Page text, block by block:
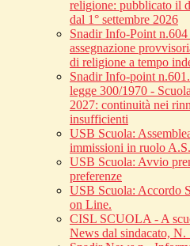
religione: pubblicato il
dal 1° settembre 2026
Snadir Info-Point
assegnazione
di religione a tempo
Snadir Info-point
legge 300/1970 -
2027: continuità nei
insufficienti
USB Scuola:
immissioni in ruolo
USB Scuola: Avvio
preferenze
USB Scuola: Accordo
on Line.
CISL SCUOLA - A
News dal sindacato,